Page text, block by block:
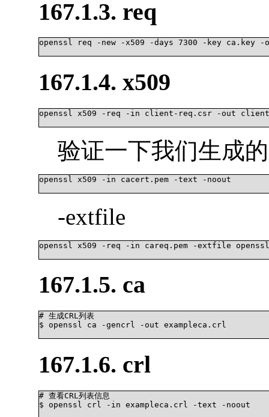
167.1.3. req
openssl req -new -x509 -days 7300 -key ca.key
167.1.4. x509
openssl x509 -req -in client-req.csr -out
验证一下我们生成
openssl x509 -in cacert.pem -text -noout
-extfile
openssl x509 -req -in careq.pem -extfile
167.1.5. ca
# 生成CRL列表
$ openssl ca -gencrl -out exampleca.crl
167.1.6. crl
# 查看CRL列表信息
$ openssl crl -in exampleca.crl -text -noout